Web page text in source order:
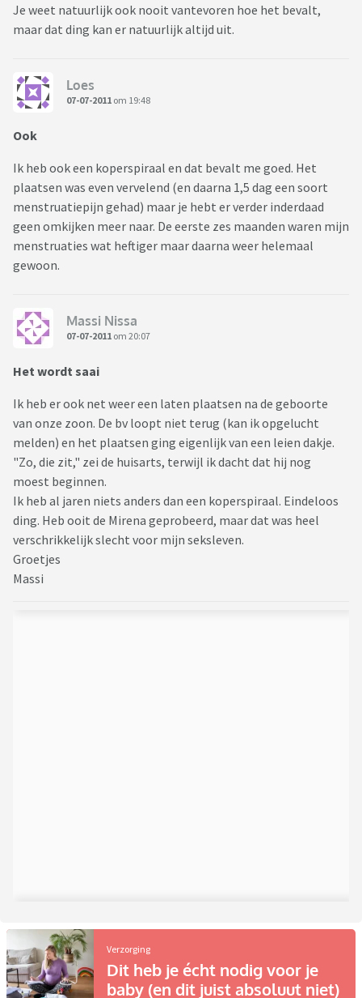
Je weet natuurlijk ook nooit vantevoren hoe het bevalt,
maar dat ding kan er natuurlijk altijd uit.
Loes
07-07-2011 om 19:48
Ook
Ik heb ook een koperspiraal en dat bevalt me goed. Het
plaatsen was even vervelend (en daarna 1,5 dag een soort
menstruatiepijn gehad) maar je hebt er verder inderdaad
geen omkijken meer naar. De eerste zes maanden waren mijn
menstruaties wat heftiger maar daarna weer helemaal
gewoon.
Massi Nissa
07-07-2011 om 20:07
Het wordt saai
Ik heb er ook net weer een laten plaatsen na de geboorte
van onze zoon. De bv loopt niet terug (kan ik opgelucht
melden) en het plaatsen ging eigenlijk van een leien dakje.
"Zo, die zit," zei de huisarts, terwijl ik dacht dat hij nog
moest beginnen.
Ik heb al jaren niets anders dan een koperspiraal. Eindeloos
ding. Heb ooit de Mirena geprobeerd, maar dat was heel
verschrikkelijk slecht voor mijn seksleven.
Groetjes
Massi
Verzorging
Dit heb je écht nodig voor je
baby (en dit juist absoluut niet)